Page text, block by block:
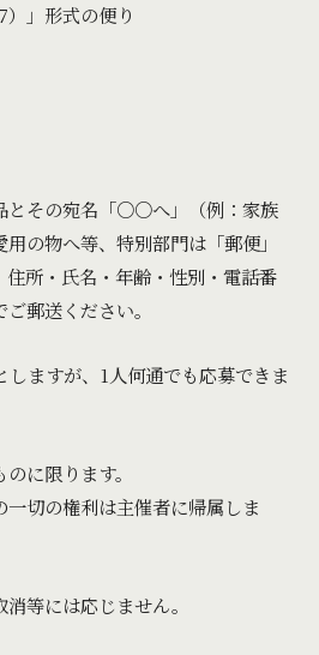
）」形式の便り
とその宛名「○○へ」（例：家族
の物へ等、特別部門は「郵便」
住所・氏名・年齢・性別・電話番
郵送ください。
しますが、1人何通でも応募できま
に限ります。
切の権利は主催者に帰属しま
等には応じません。